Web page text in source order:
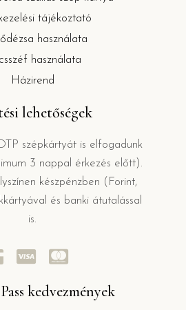
tájékoztató
használata
használata
Házirend
lehetőségek
szépkártyát is elfogadunk
3 nappal érkezés előtt).
készpénzben (Forint,
és banki átutalással
is.
kedvezmények